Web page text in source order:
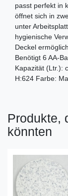
passt perfekt in
öffnet sich in
unter
hygienische
Deckel
Benötigt 6 AA-
Kapazität (Ltr.):
H:624 Farbe:
Produkte,
könnten